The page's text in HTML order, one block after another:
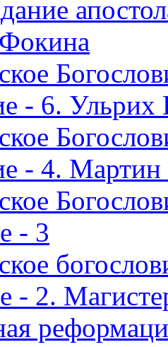
- 6. Ульрих
- 4.
- 3
- 2.